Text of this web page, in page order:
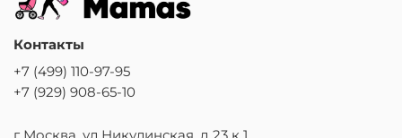
Контакты
+7 (499) 110-97-95
+7 (929) 908-65-10
г Москва, ул Никулинская, д 23 к 1